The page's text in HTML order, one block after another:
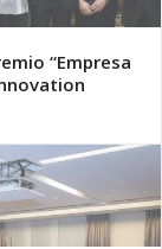
“Empresa